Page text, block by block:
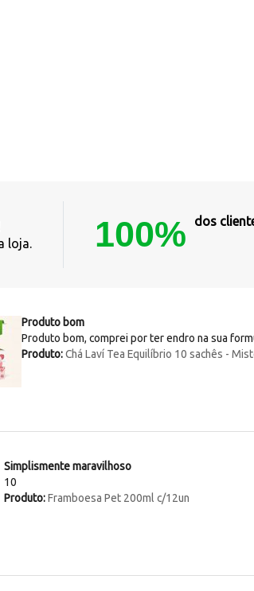
loja. 100% dos
Produto bom
Produto bom, comprei por ter endro na sua
Produto:Chá Laví Tea Equilíbrio 10 sachês -
Simplismente maravilhoso
10
Produto:Framboesa Pet 200ml c/12un